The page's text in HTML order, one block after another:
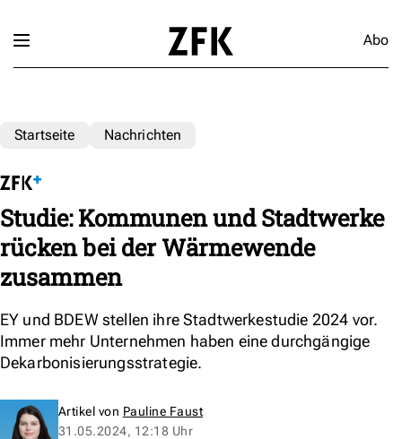
Abo
Startseite Nachrichten
Studie: Kommunen und Stadtwerke
rücken bei der Wärmewende
zusammen
EY und BDEW stellen ihre Stadtwerkestudie 2024 vor.
Immer mehr Unternehmen haben eine durchgängige
Dekarbonisierungsstrategie.
Artikel von Pauline Faust
31.05.2024, 12:18 Uhr